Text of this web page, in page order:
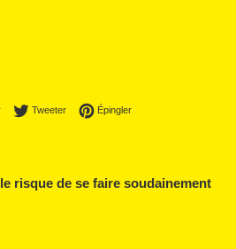
Partager sur Facebook
TweeterTweeter sur Twitter
ÉpinglerÉpingler sur Pinterest
risque de se faire soudainement